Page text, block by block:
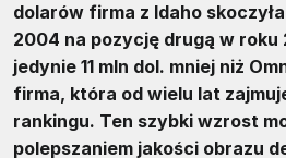
dolarów firma z Idaho
2004 na pozycję drugą w roku
jedynie 11 mln dol. mniej niż
firma, która od wielu lat
rankingu. Ten szybki wzrost
polepszaniem jakości obrazu